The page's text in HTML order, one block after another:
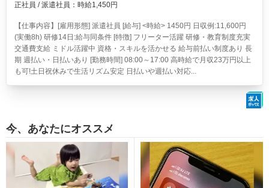
正社員 / 派遣社員：時給1,450円
【仕事内容】[雇用形態] 派遣社員 [給与] <時給> 1450円 日収例:11,600円
(実働8h) 研修14日:給与同条件 [特徴] フリーター活躍 研修・教育制度充実
交通費支給 ミドル活躍中 資格・スキルを活かせる 給与前払い制度あり 長
期 週払い・日払いあり [勤務時間] 08:00～17:00 高時給で月収23万円以上
も可!土日祝休みで生活リズム安定 日払いや週払い対応...
今、あなたにオススメ